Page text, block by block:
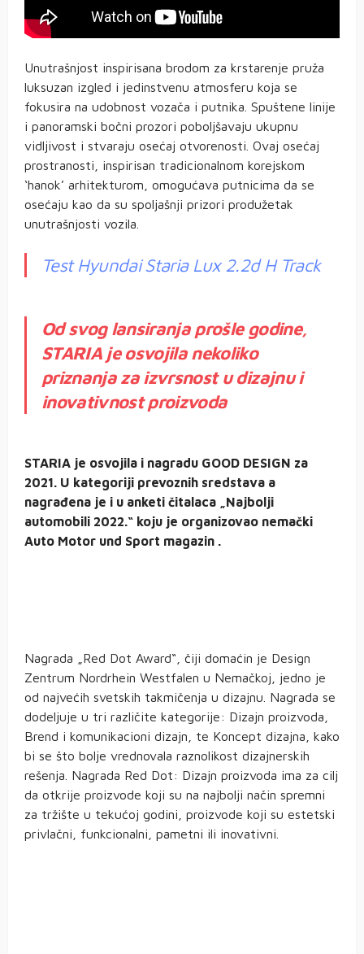
Unutrašnjost inspirisana brodom za krstarenje pruža
luksuzan izgled i jedinstvenu atmosferu koja se
fokusira na udobnost vozača i putnika. Spuštene linije
i panoramski bočni prozori poboljšavaju ukupnu
vidljivost i stvaraju osećaj otvorenosti. Ovaj osećaj
prostranosti, inspirisan tradicionalnom korejskom
‘hanok’ arhitekturom, omogućava putnicima da se
osećaju kao da su spoljašnji prizori produžetak
unutrašnjosti vozila.
Test Hyundai Staria Lux 2.2d H Track
Od svog lansiranja prošle godine,
STARIA je osvojila nekoliko
priznanja za izvrsnost u dizajnu i
inovativnost proizvoda
STARIA je osvojila i nagradu GOOD DESIGN za
2021. U kategoriji prevoznih sredstava a
nagrađena je i u anketi čitalaca „Najbolji
automobili 2022.“ koju je organizovao nemački
Auto Motor und Sport magazin .
Nagrada „Red Dot Award“, čiji domaćin je Design
Zentrum Nordrhein Westfalen u Nemačkoj, jedno je
od najvećih svetskih takmičenja u dizajnu. Nagrada se
dodeljuje u tri različite kategorije: Dizajn proizvoda,
Brend i komunikacioni dizajn, te Koncept dizajna, kako
bi se što bolje vrednovala raznolikost dizajnerskih
rešenja. Nagrada Red Dot: Dizajn proizvoda ima za cilj
da otkrije proizvode koji su na najbolji način spremni
za tržište u tekućoj godini, proizvode koji su estetski
privlačni, funkcionalni, pametni ili inovativni.